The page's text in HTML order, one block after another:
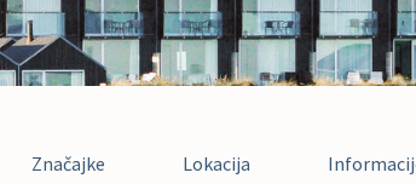
Značajke Lokacija